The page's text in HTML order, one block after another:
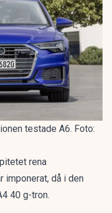
testade A6. Foto:
rena
imponerat, då i den
40 g-tron.